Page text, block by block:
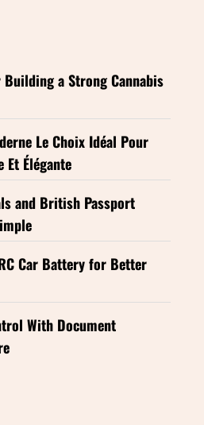
a Strong Cannabis
Le Choix Idéal Pour
Et Élégante
and British Passport
Car Battery for Better
With Document